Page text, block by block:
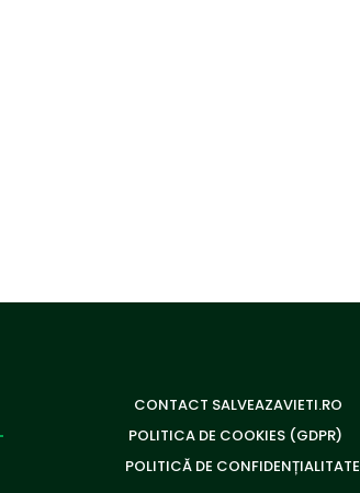
CONTACT SALVEAZAVIETI.RO
POLITICA DE COOKIES (GDPR)
POLITICĂ DE CONFIDENȚIALITATE